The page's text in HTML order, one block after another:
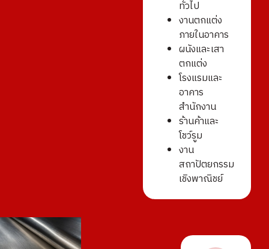
ทั่วไป
งานตกแต่ง
ภายในอาคาร
ผนังและเสา
ตกแต่ง
โรงแรมและ
อาคาร
สำนักงาน
ร้านค้าและ
โชว์รูม
งาน
สถาปัตยกรรม
เชิงพาณิชย์